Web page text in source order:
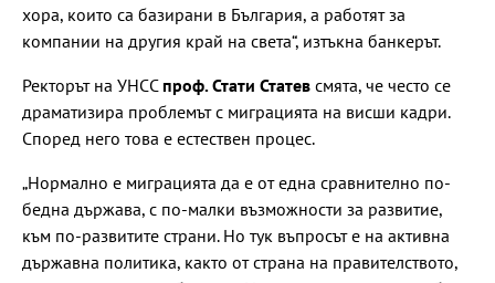
хора, които са базирани в България, а работят за
компании на другия край на света“, изтъкна банкерът.
Ректорът на УНССпроф. Стати Статев смята, че често се
драматизира проблемът с миграцията на висши кадри.
Според него това е естествен процес.
„Нормално е миграцията да е от една сравнително по-
бедна държава, с по-малки възможности за развитие,
към по-развитите страни. Но тук въпросът е на активна
държавна политика, както от страна на правителството,